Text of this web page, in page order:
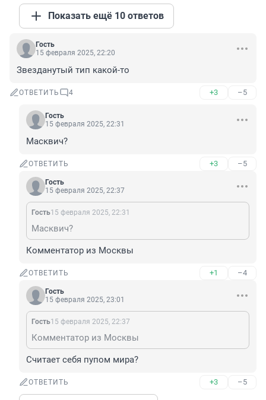
Показать ещё 10 ответов
Гость
15 февраля 2025, 22:20
Звезданутый тип какой-то
ОТВЕТИТЬ 4 +3 –5
Гость
15 февраля 2025, 22:31
Масквич?
ОТВЕТИТЬ +3 –5
Гость
15 февраля 2025, 22:37
Гость15 февраля 2025, 22:31
Масквич?
Комментатор из Москвы
ОТВЕТИТЬ +1 –4
Гость
15 февраля 2025, 23:01
Гость15 февраля 2025, 22:37
Комментатор из Москвы
Считает себя пупом мира?
ОТВЕТИТЬ +3 –5